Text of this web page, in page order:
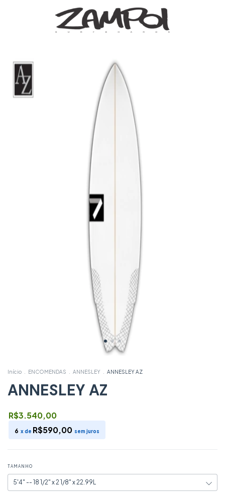
Início ENCOMENDAS ANNESLEY ANNESLEY AZ
ANNESLEY AZ
R$3.540,00
6 x de R$590,00 sem juros
TAMANHO